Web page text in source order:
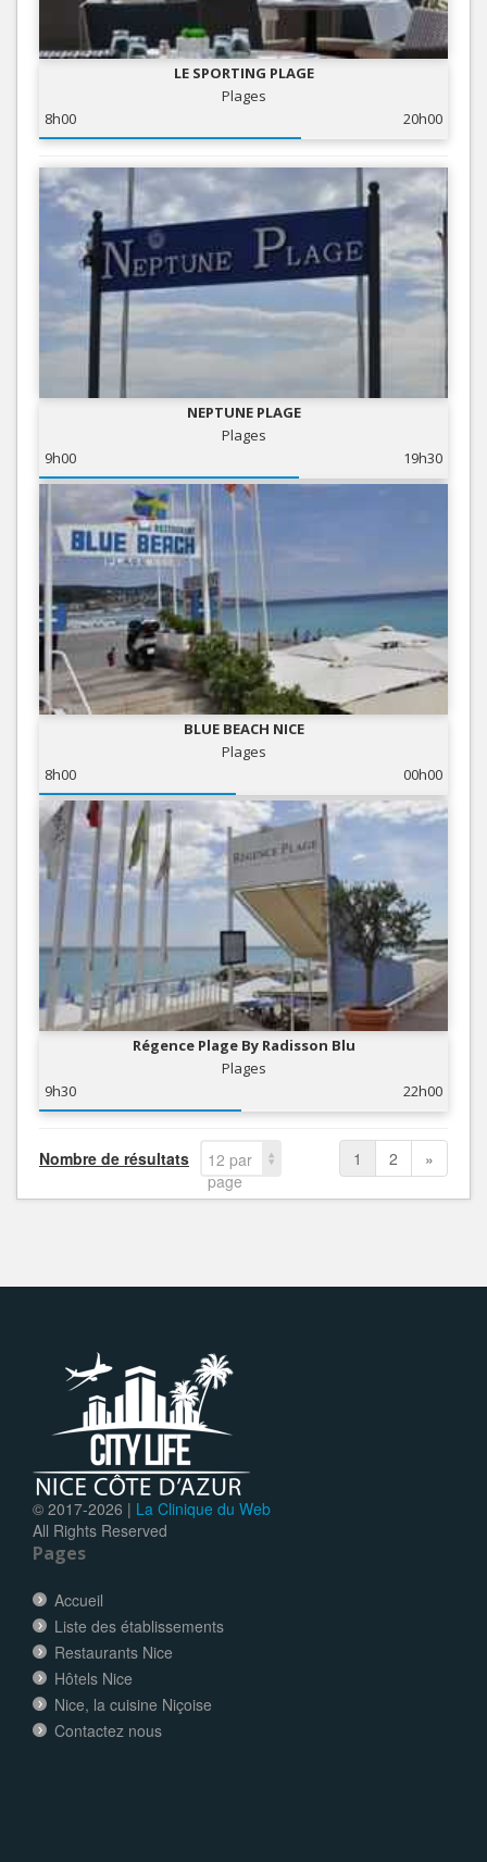
LE SPORTING PLAGE
Plages
8h00
20h00
NEPTUNE PLAGE
Plages
9h00
19h30
BLUE BEACH NICE
Plages
8h00
00h00
Régence Plage By Radisson Blu
Plages
9h30
22h00
Nombre de résultats
12 par
page
1 2 »
© 2017-2026 | La Clinique du Web
All Rights Reserved
Pages
Accueil
Liste des établissements
Restaurants Nice
Hôtels Nice
Nice, la cuisine Niçoise
Contactez nous